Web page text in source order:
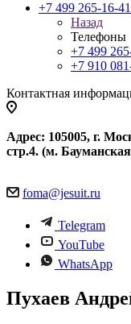
+7 499 265-16-41
Назад
Телефоны
+7 499
+7 910
Контактная
Адрес: 105005, г.
стр.4. (м.
foma@jesuit.ru
Telegram
YouTube
WhatsApp
Пухаев